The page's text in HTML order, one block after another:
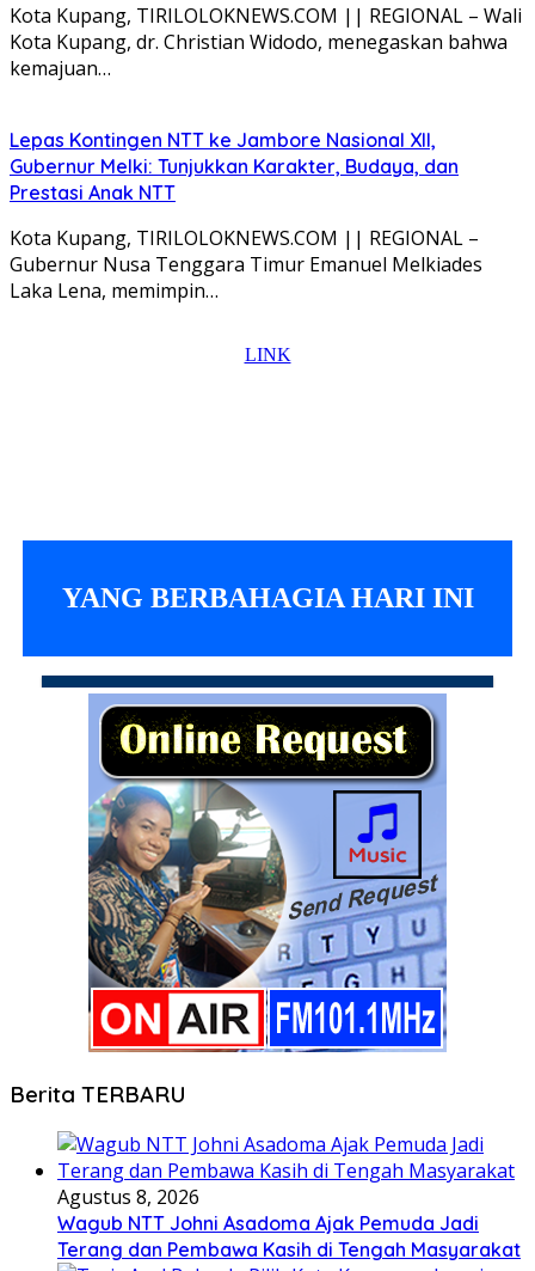
Kota Kupang, TIRILOLOKNEWS.COM || REGIONAL – Wali
Kota Kupang, dr. Christian Widodo, menegaskan bahwa
kemajuan…
Lepas Kontingen NTT ke Jambore Nasional XII,
Gubernur Melki: Tunjukkan Karakter, Budaya, dan
Prestasi Anak NTT
Kota Kupang, TIRILOLOKNEWS.COM || REGIONAL –
Gubernur Nusa Tenggara Timur Emanuel Melkiades
Laka Lena, memimpin…
Berita TERBARU
Agustus 8, 2026
Wagub NTT Johni Asadoma Ajak Pemuda Jadi
Terang dan Pembawa Kasih di Tengah Masyarakat